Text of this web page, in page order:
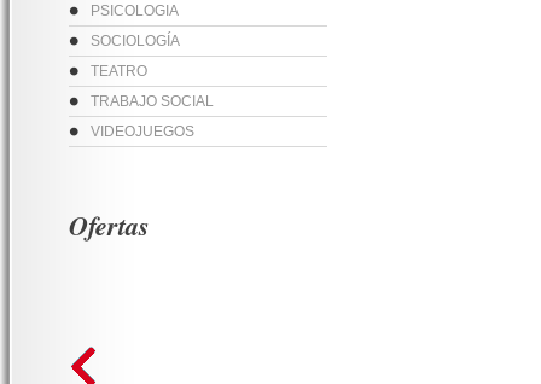
PSICOLOGIA
SOCIOLOGÍA
TEATRO
TRABAJO SOCIAL
VIDEOJUEGOS
Ofertas